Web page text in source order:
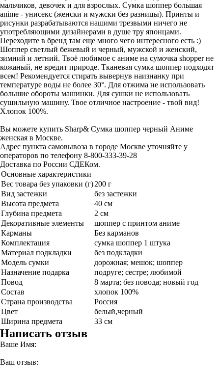
мальчиков, девочек и для взрослых. Сумка шоппер большая
anime - унисекс (женски и мужски без разницы). Принты и
рисунки разрабатываются нашими трезвыми ничего не
употребляющими дизайнерами в душе тру японцами.
Переходите в бренд там еще много чего интересного есть :)
Шоппер светлый бежевый и черный, мужской и женский,
зимний и летний. Твоё любимое с аниме на сумочка shopper не
кожаный, не вредит природе. Тканевая сумка шоппер подходят
всем! Рекомендуется стирать вывернув наизнанку при
температуре воды не более 30°. Для отжима не использовать
большие обороты машинки. Для сушки не использовать
сушильную машину. Твое отличное настроение - твой вид!
Хлопок 100%.
Вы можете купить Sharp& Сумка шоппер черный Аниме
женская в Москве.
Адрес пункта самовывоза в городе Москве уточняйте у
операторов по телефону 8-800-333-39-28
Доставка по России СДЕКом.
Основные характеристики
Вес товара без упаковки (г)200 г
Вид застежки
без застежки
Высота предмета
40 см
Глубина предмета
2 см
Декоративные элементы
шоппер с принтом аниме
Карманы
Без карманов
Комплектация
сумка шоппер 1 штука
Материал подкладки
без подкладки
Модель сумки
дорожная; мешок; шоппер
Назначение подарка
подруге; сестре; любимой
Повод
8 марта; без повода; новый год
Состав
хлопок 100%
Страна производства
Россия
Цвет
белый,черный
Ширина предмета
33 см
Написать отзыв
Ваше Имя:
Ваш отзыв: